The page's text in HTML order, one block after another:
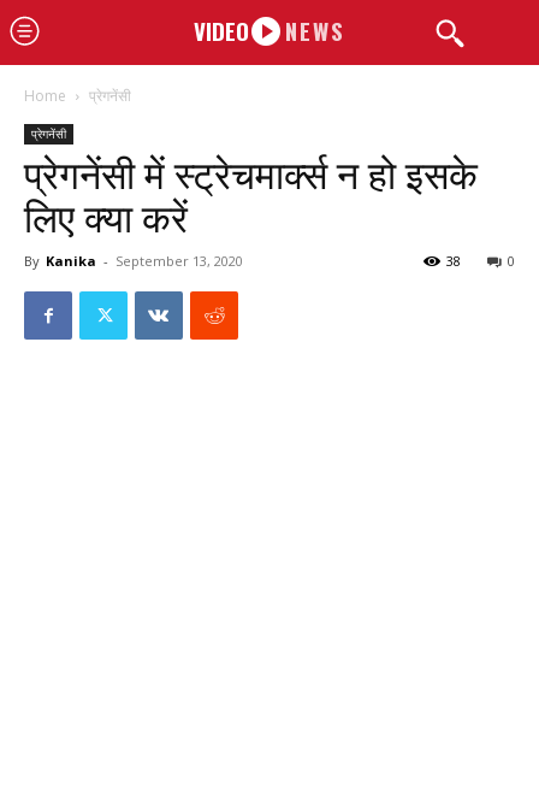
VIDEO NEWS
Home प्रेगनेंसी
प्रेगनेंसी
प्रेगनेंसी में स्ट्रेचमार्क्स न हो इसके
लिए क्या करें
By Kanika - September 13, 2020 0
38